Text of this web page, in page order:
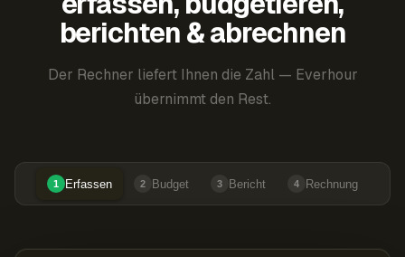
berichten & abrechnen
Der Rechner liefert Ihnen die Zahl — Everhour
übernimmt den Rest.
1 Erfassen 2 Budget 3 Bericht 4 Rechnung